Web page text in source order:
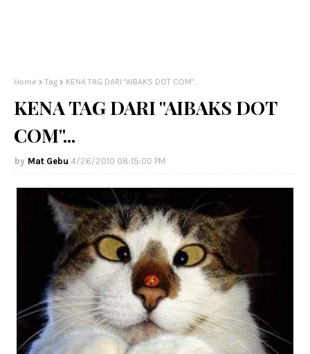
Home Tag KENA TAG DARI "AIBAKS DOT COM"...
KENA TAG DARI "AIBAKS DOT
COM"...
Mat Gebu 4/26/2010 08:15:00 PM